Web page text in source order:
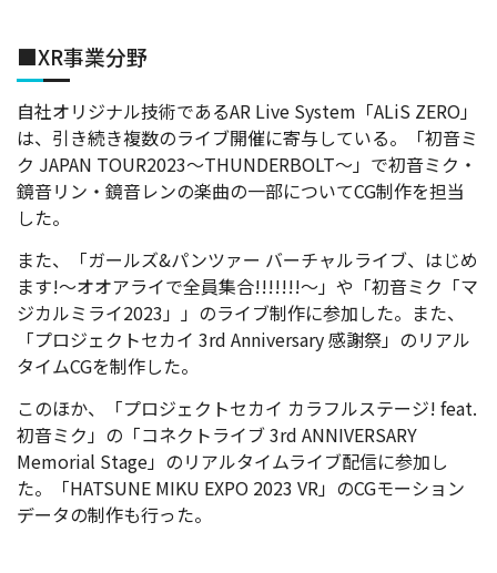
■XR事業分野
自社オリジナル技術であるAR Live System「ALiS ZERO」
は、引き続き複数のライブ開催に寄与している。「初音ミ
ク JAPAN TOUR2023～THUNDERBOLT～」で初音ミク・
鏡音リン・鏡音レンの楽曲の一部についてCG制作を担当
した。
また、「ガールズ&パンツァー バーチャルライブ、はじめ
ます!～オオアライで全員集合!!!!!!!～」や「初音ミク「マ
ジカルミライ2023」」のライブ制作に参加した。また、
「プロジェクトセカイ 3rd Anniversary 感謝祭」のリアル
タイムCGを制作した。
このほか、「プロジェクトセカイ カラフルステージ! feat.
初音ミク」の「コネクトライブ 3rd ANNIVERSARY
Memorial Stage」のリアルタイムライブ配信に参加し
た。「HATSUNE MIKU EXPO 2023 VR」のCGモーション
データの制作も行った。